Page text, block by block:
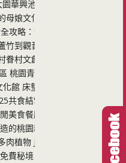
園華興池生態埤塘公園：大人
母娘文化「中壢慈惠堂」，慢
攻略：領開光錢母、摸天爐、
竹到觀音：隱藏版美食與療癒
眷村文創園區：免門票！畫畫
桃園青埔新景點 一起來探索全
館 床墊觀光工廠、好睡體驗
共食結雪霧鬧× Takasan舊聚
美食餐廳 龍潭首創自動旋轉
的桃園新屋親子景點 免曬太
肉植物 J&W多肉過嶺草莓瓜果
費秘境！有四季花海、落羽松